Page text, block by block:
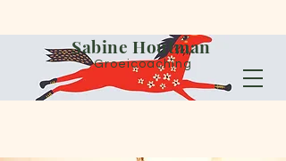
Sabine Houtman
Groeicoaching